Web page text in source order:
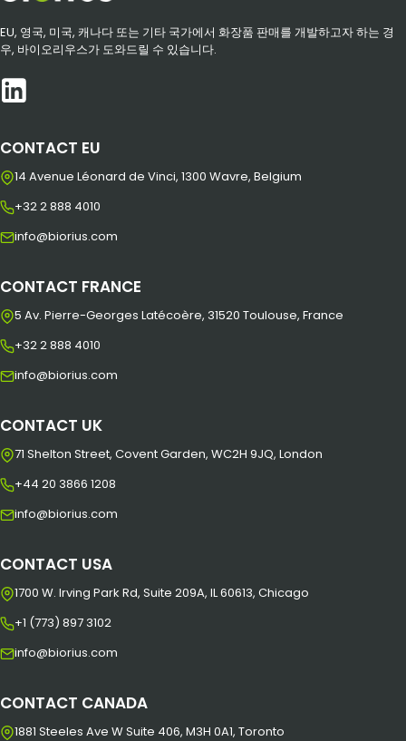
EU, 영국, 미국, 캐나다 또는 기타 국가에서 화장품 판매를 개발하고자 하는 경
우, 바이오리우스가 도와드릴 수 있습니다.
CONTACT EU
14 Avenue Léonard de Vinci, 1300 Wavre, Belgium
+32 2 888 4010
info@biorius.com
CONTACT FRANCE
5 Av. Pierre-Georges Latécoère, 31520 Toulouse, France
+32 2 888 4010
info@biorius.com
CONTACT UK
71 Shelton Street, Covent Garden, WC2H 9JQ, London
+44 20 3866 1208
info@biorius.com
CONTACT USA
1700 W. Irving Park Rd, Suite 209A, IL 60613, Chicago
+1 (773) 897 3102
info@biorius.com
CONTACT CANADA
1881 Steeles Ave W Suite 406, M3H 0A1, Toronto